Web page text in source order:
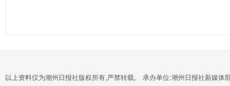
以上资料仅为潮州日报社版权所有,严禁转载。 承办单位:潮州日报社新媒体